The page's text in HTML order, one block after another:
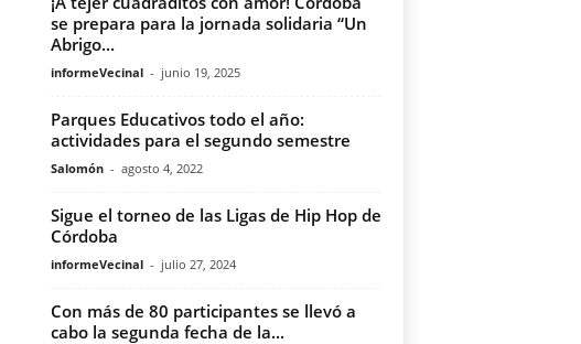
se prepara para la jornada solidaria “Un
Abrigo...
informeVecinal - junio 19, 2025
Parques Educativos todo el año:
actividades para el segundo semestre
Salomón - agosto 4, 2022
Sigue el torneo de las Ligas de Hip Hop de
Córdoba
informeVecinal - julio 27, 2024
Con más de 80 participantes se llevó a
cabo la segunda fecha de la...